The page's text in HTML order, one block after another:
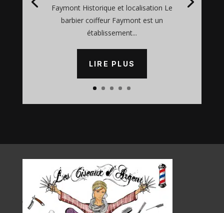
Faymont Historique et localisation Le
barbier coiffeur Faymont est un
établissement...
LIRE PLUS